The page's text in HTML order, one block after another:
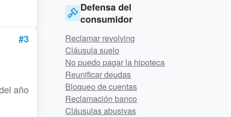
#3
año
Defensa del
consumidor
Reclamar revolving
Cláusula suelo
No puedo pagar la hipoteca
Reunificar deudas
Bloqueo de cuentas
Reclamación banco
Cláusulas abusivas